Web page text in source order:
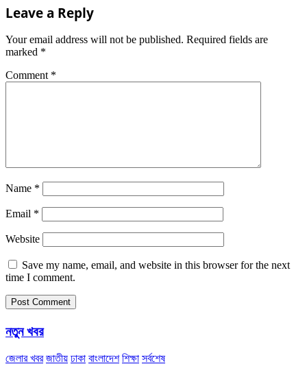
Leave a Reply
Your email address will not be published. Required fields are
marked *
Comment *
Name *
Email *
Website
Save my name, email, and website in this browser for the next
time I comment.
নতুন খবর
জেলার খবর জাতীয় ঢাকা বাংলাদেশ শিক্ষা সর্বশেষ